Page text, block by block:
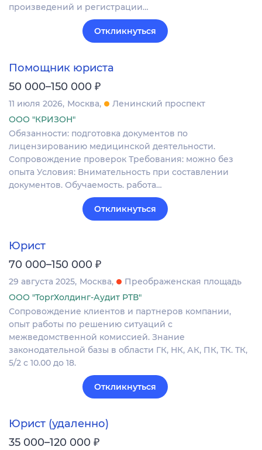
произведений и регистрации…
Откликнуться
Помощник юриста
50 000–150 000 ₽
11 июля 2026 Москва
Ленинский проспект
ООО "КРИЗОН"
Обязанности: подготовка документов по
лицензированию медицинской деятельности.
Сопровождение проверок Требования: можно без
опыта Условия: Внимательность при составлении
документов. Обучаемость. работа…
Откликнуться
Юрист
70 000–150 000 ₽
29 августа 2025 Москва
Преображенская площадь
ООО "ТоргХолдинг-Аудит РТВ"
Сопровождение клиентов и партнеров компании,
опыт работы по решению ситуаций с
межведомственной комиссией. Знание
законодательной базы в области ГК, НК, АК, ПК, ТК. ТК,
5/2 с 10.00 до 18.
Откликнуться
Юрист (удаленно)
35 000–120 000 ₽